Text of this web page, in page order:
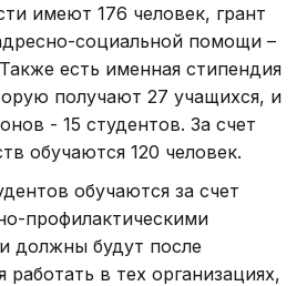
имеют 176 человек, грант
социальной помощи –
есть именная стипендия
получают 27 учащихся, и
- 15 студентов. За счет
обучаются 120 человек.
обучаются за счет
профилактическими
должны будут после
работать в тех организациях,